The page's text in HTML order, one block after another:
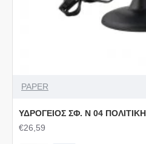
PAPER
ΥΔΡΟΓΕΙΟΣ ΣΦ. Ν 04
€26,59